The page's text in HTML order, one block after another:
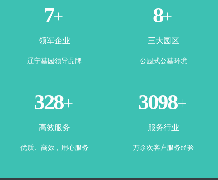
1+
领军企业
辽宁墓园领导品牌
3+
三大园区
公园式公墓环境
365+
高效服务
优质、高效，用心服务
3500+
服务行业
万余次客户服务经验